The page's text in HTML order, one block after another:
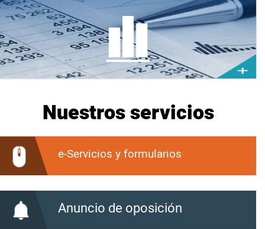
Nuestros servicios
e-Servicios y formularios
Anuncio de oposición